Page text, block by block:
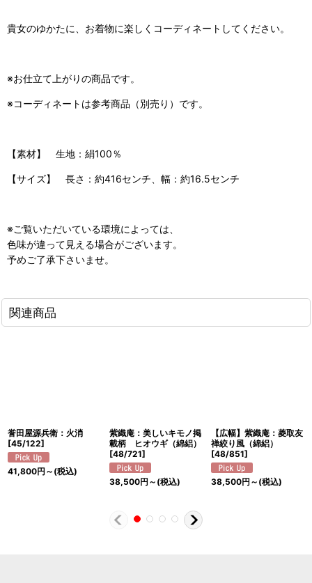
貴女のゆかたに、お着物に楽しくコーディネートしてください。
※お仕立て上がりの商品です。
※コーディネートは参考商品（別売り）です。
【素材】 生地：絹100％
【サイズ】 長さ：約416センチ、幅：約16.5センチ
※ご覧いただいている環境によっては、
色味が違って見える場合がございます。
予めご了承下さいませ。
関連商品
誉田屋源兵衛：火消
[45/122]
41,800円 ～ (税込)
紫織庵：美しいキモノ掲
載柄 ヒオウギ（綿絽）
[48/721]
38,500円 ～ (税込)
【広幅】紫織庵：菱取友
禅絞り風（綿絽）
[48/851]
38,500円 ～ (税込)